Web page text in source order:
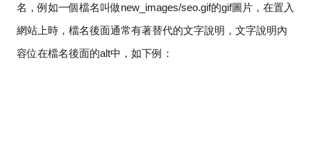
名，例如一個檔名叫做new_images/seo.gif的gif圖片，在置入
網站上時，檔名後面通常有著替代的文字說明，文字說明內
容位在檔名後面的alt中，如下例：